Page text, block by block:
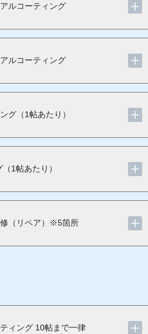
ルコーティング
ルコーティング
グ（1帖あたり）
1帖あたり）
（リペア）※5箇所
ィング 10帖まで一律